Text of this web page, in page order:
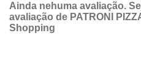
Ainda nehuma avaliação.
avaliação de PATRONI
Shopping